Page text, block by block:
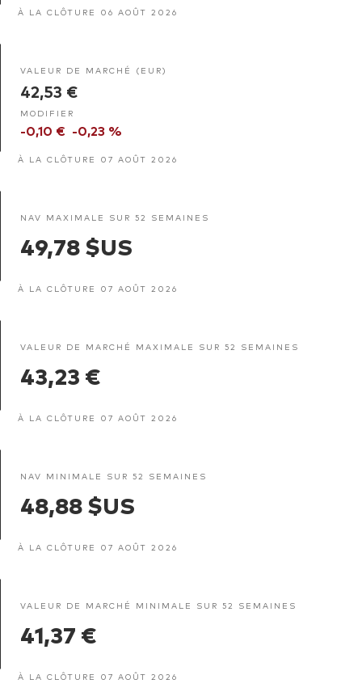
À LA CLÔTURE 06 AOÛT 2026
VALEUR DE MARCHÉ (EUR)
42,53 €
MODIFIER
-0,10 € -0,23 %
À LA CLÔTURE 07 AOÛT 2026
NAV MAXIMALE SUR 52 SEMAINES
49,78 $US
À LA CLÔTURE 07 AOÛT 2026
VALEUR DE MARCHÉ MAXIMALE SUR 52 SEMAINES
43,23 €
À LA CLÔTURE 07 AOÛT 2026
NAV MINIMALE SUR 52 SEMAINES
48,88 $US
À LA CLÔTURE 07 AOÛT 2026
VALEUR DE MARCHÉ MINIMALE SUR 52 SEMAINES
41,37 €
À LA CLÔTURE 07 AOÛT 2026